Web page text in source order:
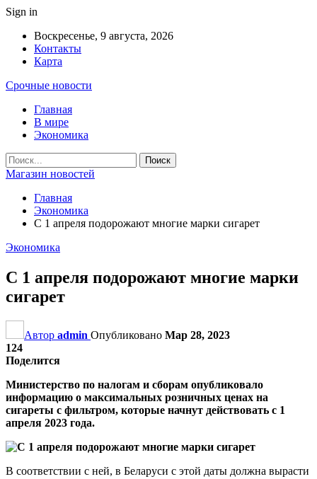
Sign in
Воскресенье, 9 августа, 2026
Контакты
Карта
Срочные новости
Главная
В мире
Экономика
Магазин новостей
Главная
Экономика
С 1 апреля подорожают многие марки сигарет
Экономика
С 1 апреля подорожают многие марки
сигарет
Автор admin Опубликовано Мар 28, 2023
124
Поделится
Министерство по налогам и сборам опубликовало
информацию о максимальных розничных ценах на
сигареты с фильтром, которые начнут действовать с 1
апреля 2023 года.
В соответствии с ней, в Беларуси с этой даты должна вырасти